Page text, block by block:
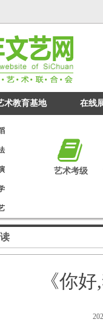
术教育基地 在线
艺术考级
《你